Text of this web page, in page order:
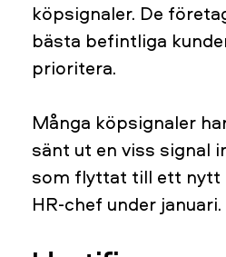
köpsignaler. De
bästa befintliga
prioritera.
Många köpsignaler
sänt ut en viss signal
som flyttat till ett nytt
HR-chef under januari.